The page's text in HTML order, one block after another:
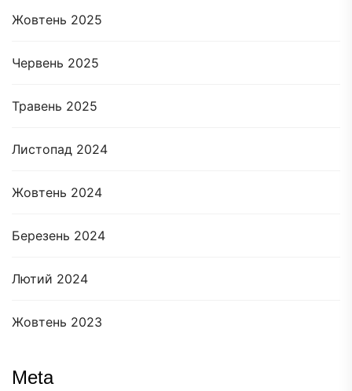
Жовтень 2025
Червень 2025
Травень 2025
Листопад 2024
Жовтень 2024
Березень 2024
Лютий 2024
Жовтень 2023
Meta